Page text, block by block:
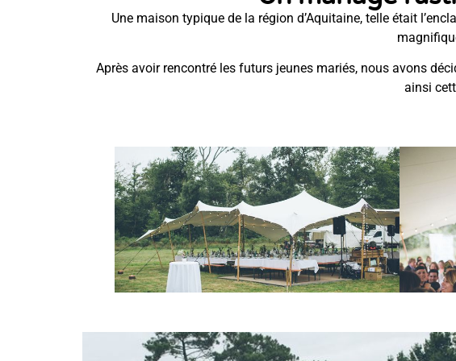
Une maison typique de la région d’Aquitaine, telle était
Après avoir rencontré les futurs jeunes mariés, nous avons
ainsi